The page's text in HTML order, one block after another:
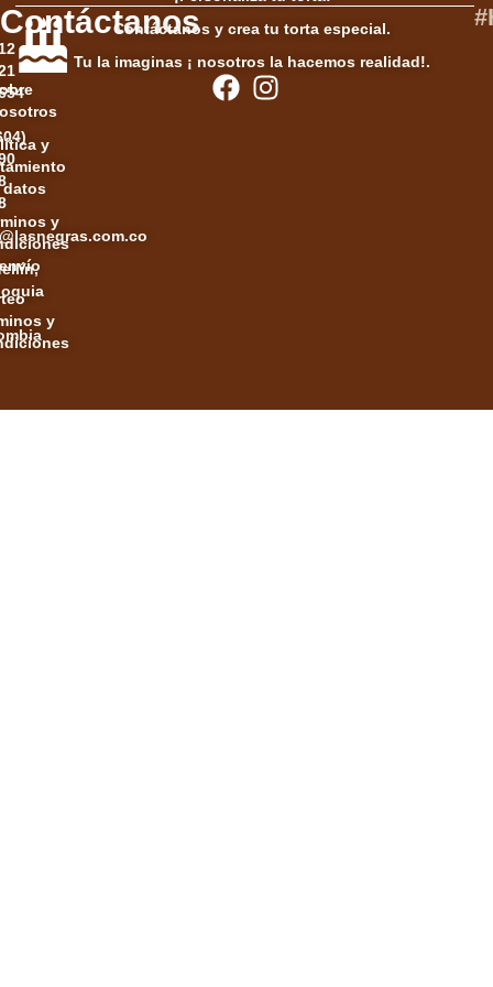
Contáctanos
y
datos
y
y
Contáctanos y crea tu torta especial.
Tu la imaginas ¡ nosotros la hacemos realidad!.